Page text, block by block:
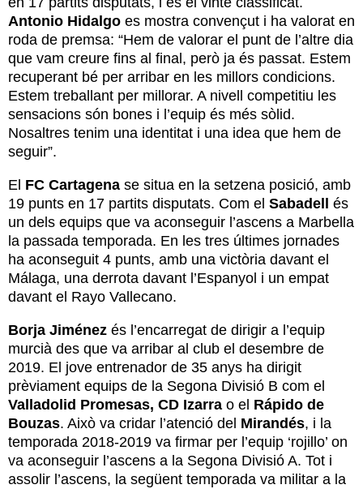
Antonio Hidalgo es mostra convençut i ha valorat en
roda de premsa: “Hem de valorar el punt de l’altre dia
que vam creure fins al final, però ja és passat. Estem
recuperant bé per arribar en les millors condicions.
Estem treballant per millorar. A nivell competitiu les
sensacions són bones i l’equip és més sòlid.
Nosaltres tenim una identitat i una idea que hem de
seguir”.
El FC Cartagena se situa en la setzena posició, amb
19 punts en 17 partits disputats. Com el Sabadell
és
un dels equips que va aconseguir l’ascens a Marbella
la passada temporada. En les tres últimes jornades
ha aconseguit 4 punts, amb una victòria davant el
Málaga, una derrota davant l’Espanyol i un empat
davant el Rayo Vallecano.
Borja Jiménez és l’encarregat de dirigir a l’equip
murcià des que va arribar al club el desembre de
2019. El jove entrenador de 35 anys ha dirigit
prèviament equips de la Segona Divisió B com el
Valladolid Promesas, CD Izarra o el Rápido de
Bouzas. Això va cridar l’atenció del Mirandés, i la
temporada 2018-2019 va firmar per l’equip ‘rojillo’ on
va aconseguir l’ascens a la Segona Divisió A. Tot i
assolir l’ascens, la següent temporada va militar a la